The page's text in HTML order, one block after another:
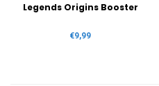
Legends Origins Booster
€9,99